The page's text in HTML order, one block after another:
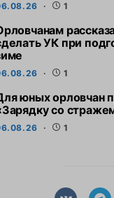
СВЕЖИЕ НОВОСТИ
1
УК при
1
юных орловчан
со
1